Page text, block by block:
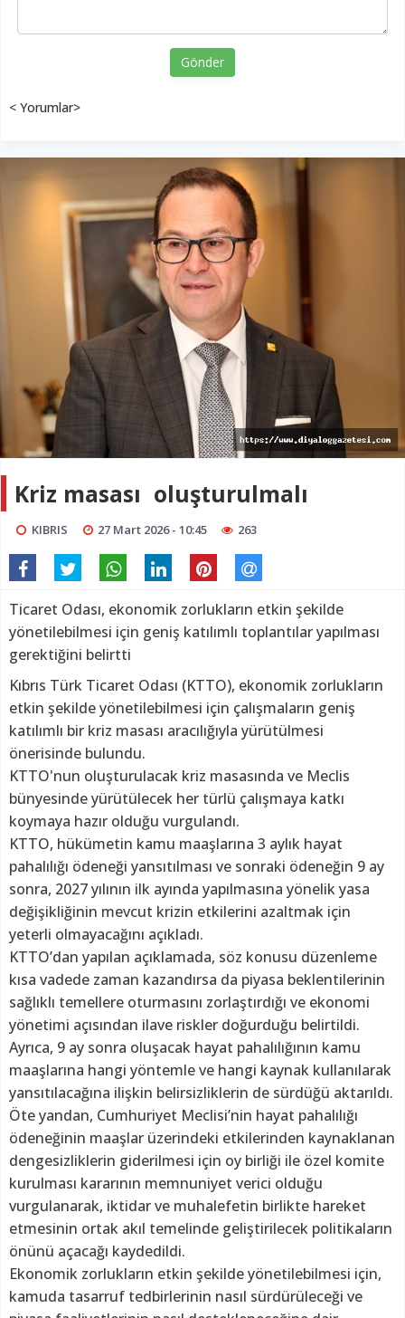
Gönder
< Yorumlar>
Kriz masası oluşturulmalı
KIBRIS 27 Mart 2026 - 10:45 263
Ticaret Odası, ekonomik zorlukların etkin şekilde
yönetilebilmesi için geniş katılımlı toplantılar yapılması
gerektiğini belirtti
Kıbrıs Türk Ticaret Odası (KTTO), ekonomik zorlukların
etkin şekilde yönetilebilmesi için çalışmaların geniş
katılımlı bir kriz masası aracılığıyla yürütülmesi
önerisinde bulundu.
KTTO'nun oluşturulacak kriz masasında ve Meclis
bünyesinde yürütülecek her türlü çalışmaya katkı
koymaya hazır olduğu vurgulandı.
KTTO, hükümetin kamu maaşlarına 3 aylık hayat
pahalılığı ödeneği yansıtılması ve sonraki ödeneğin 9 ay
sonra, 2027 yılının ilk ayında yapılmasına yönelik yasa
değişikliğinin mevcut krizin etkilerini azaltmak için
yeterli olmayacağını açıkladı.
KTTO’dan yapılan açıklamada, söz konusu düzenleme
kısa vadede zaman kazandırsa da piyasa beklentilerinin
sağlıklı temellere oturmasını zorlaştırdığı ve ekonomi
yönetimi açısından ilave riskler doğurduğu belirtildi.
Ayrıca, 9 ay sonra oluşacak hayat pahalılığının kamu
maaşlarına hangi yöntemle ve hangi kaynak kullanılarak
yansıtılacağına ilişkin belirsizliklerin de sürdüğü aktarıldı.
Öte yandan, Cumhuriyet Meclisi’nin hayat pahalılığı
ödeneğinin maaşlar üzerindeki etkilerinden kaynaklanan
dengesizliklerin giderilmesi için oy birliği ile özel komite
kurulması kararının memnuniyet verici olduğu
vurgulanarak, iktidar ve muhalefetin birlikte hareket
etmesinin ortak akıl temelinde geliştirilecek politikaların
önünü açacağı kaydedildi.
Ekonomik zorlukların etkin şekilde yönetilebilmesi için,
kamuda tasarruf tedbirlerinin nasıl sürdürüleceği ve